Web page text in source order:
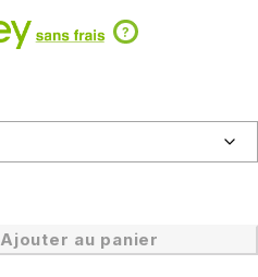
?
Ajouter au panier